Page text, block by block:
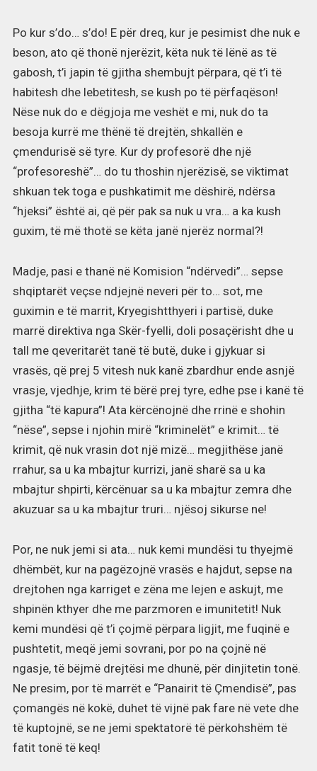
Po kur s’do… s’do! E për dreq, kur je pesimist dhe nuk e
beson, ato që thonë njerëzit, këta nuk të lënë as të
gabosh, t’i japin të gjitha shembujt përpara, që t’i të
habitesh dhe lebetitesh, se kush po të përfaqëson!
Nëse nuk do e dëgjoja me veshët e mi, nuk do ta
besoja kurrë me thënë të drejtën, shkallën e
çmendurisë së tyre. Kur dy profesorë dhe një
“profesoreshë”… do tu thoshin njerëzisë, se viktimat
shkuan tek toga e pushkatimit me dëshirë, ndërsa
“hjeksi” është ai, që për pak sa nuk u vra… a ka kush
guxim, të më thotë se këta janë njerëz normal?!
Madje, pasi e thanë në Komision “ndërvedi”… sepse
shqiptarët veçse ndjejnë neveri për to… sot, me
guximin e të marrit, Kryegishtthyeri i partisë, duke
marrë direktiva nga Skër-fyelli, doli posaçërisht dhe u
tall me qeveritarët tanë të butë, duke i gjykuar si
vrasës, që prej 5 vitesh nuk kanë zbardhur ende asnjë
vrasje, vjedhje, krim të bërë prej tyre, edhe pse i kanë të
gjitha “të kapura”! Ata kërcënojnë dhe rrinë e shohin
“nëse”, sepse i njohin mirë “kriminelët” e krimit… të
krimit, që nuk vrasin dot një mizë… megjithëse janë
rrahur, sa u ka mbajtur kurrizi, janë sharë sa u ka
mbajtur shpirti, kërcënuar sa u ka mbajtur zemra dhe
akuzuar sa u ka mbajtur truri… njësoj sikurse ne!
Por, ne nuk jemi si ata… nuk kemi mundësi tu thyejmë
dhëmbët, kur na pagëzojnë vrasës e hajdut, sepse na
drejtohen nga karriget e zëna me lejen e askujt, me
shpinën kthyer dhe me parzmoren e imunitetit! Nuk
kemi mundësi që t’i çojmë përpara ligjit, me fuqinë e
pushtetit, meqë jemi sovrani, por po na çojnë në
ngasje, të bëjmë drejtësi me dhunë, për dinjitetin tonë.
Ne presim, por të marrët e “Panairit të Çmendisë”, pas
çomangës në kokë, duhet të vijnë pak fare në vete dhe
të kuptojnë, se ne jemi spektatorë të përkohshëm të
fatit tonë të keq!